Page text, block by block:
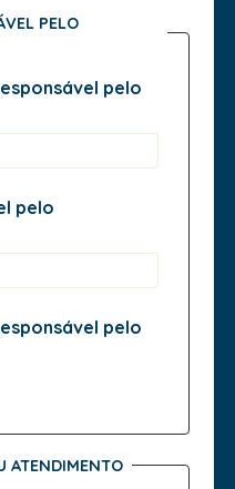
PELO
pelo
pelo
pelo
ATENDIMENTO